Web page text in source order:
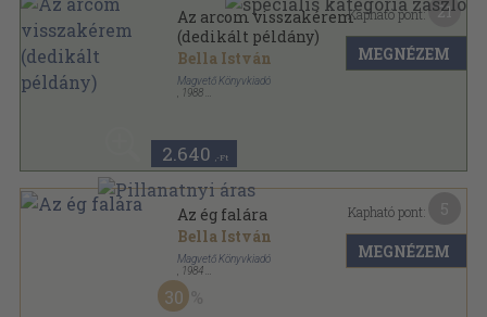
Az arcom visszakérem
(dedikált példány)
Bella István
Magvető Könyvkiadó
1988
2.640 ,-Ft
Kapható pont: 21
MEGNÉZEM
Az ég falára
Bella István
Magvető Könyvkiadó
1984
Fűzött keménykötés
30
Kapható pont:
MEGNÉZEM